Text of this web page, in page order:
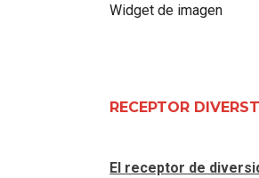
Widget de imagen
RECEPTOR
El receptor de